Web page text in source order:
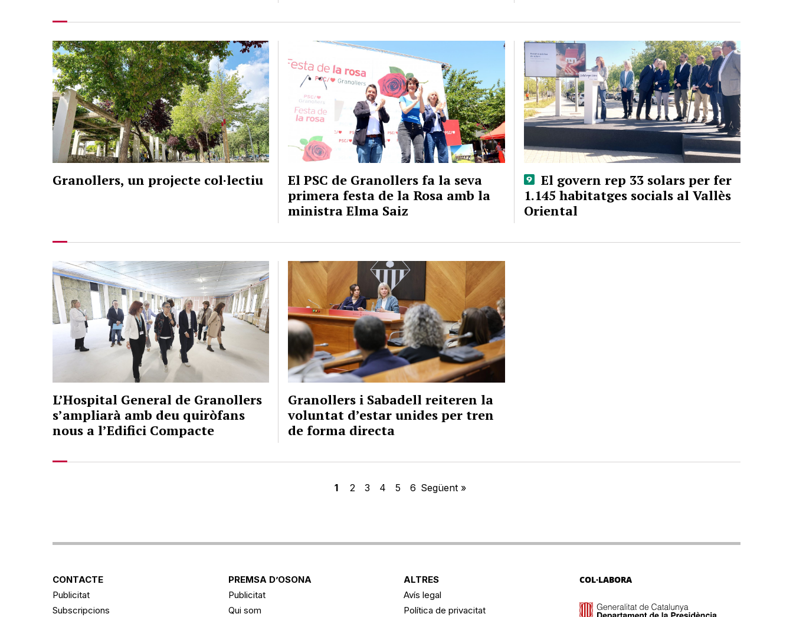
Granollers, un projecte col·lectiu
El PSC de Granollers fa la seva
primera festa de la Rosa amb la
ministra Elma Saiz
El govern rep 33 solars per fer
1.145 habitatges socials al Vallès
Oriental
L’Hospital General de Granollers
s’ampliarà amb deu quiròfans
nous a l’Edifici Compacte
Granollers i Sabadell reiteren la
voluntat d’estar unides per tren
de forma directa
1 2 3 4 5 6 Següent »
CONTACTE
Publicitat
Subscripcions
PREMSA D’OSONA
Publicitat
Qui som
ALTRES
Avís legal
Política de privacitat
COL·LABORA